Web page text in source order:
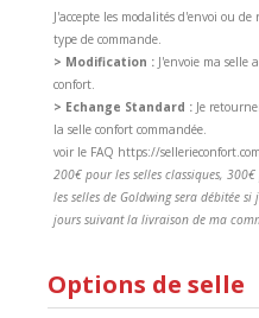
Options de selle
J'accepte les modalités d'envoi ou
type de commande.
> Modification : J'envoie ma selle
confort.
> Echange Standard :Je
la selle confort commandée.
voir le FAQ https://
200€ pour les selles classiques,
les selles de Goldwing sera débitée
jours suivant la livraison de ma